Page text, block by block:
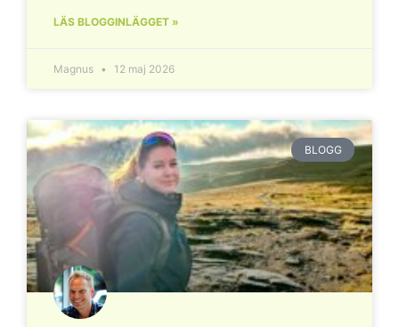
LÄS BLOGGINLÄGGET »
Magnus 12 maj 2026
BLOGG